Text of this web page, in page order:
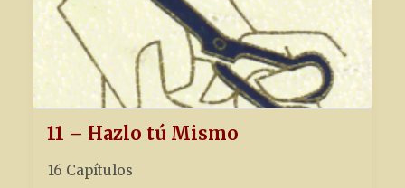
11 – Hazlo tú Mismo
16 Capítulos